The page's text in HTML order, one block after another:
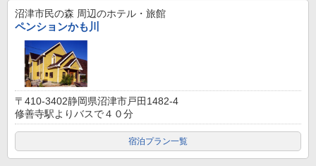
沼津市民の森 周辺のホテル・旅館
ペンションかも川
〒410-3402静岡県沼津市戸田1482-4
修善寺駅よりバスで４０分
宿泊プラン一覧